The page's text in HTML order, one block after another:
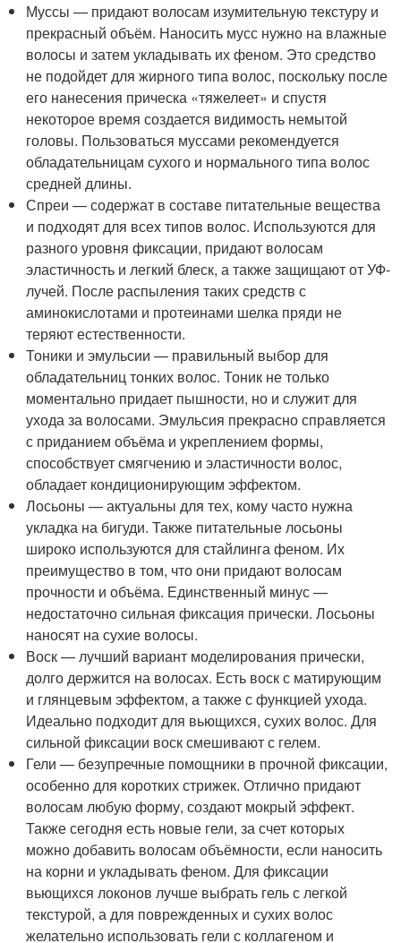
Муссы — придают волосам изумительную текстуру и
прекрасный объём. Наносить мусс нужно на влажные
волосы и затем укладывать их феном. Это средство
не подойдет для жирного типа волос, поскольку после
его нанесения прическа «тяжелеет» и спустя
некоторое время создается видимость немытой
головы. Пользоваться муссами рекомендуется
обладательницам сухого и нормального типа волос
средней длины.
Спреи — содержат в составе питательные вещества
и подходят для всех типов волос. Используются для
разного уровня фиксации, придают волосам
эластичность и легкий блеск, а также защищают от УФ-
лучей. После распыления таких средств с
аминокислотами и протеинами шелка пряди не
теряют естественности.
Тоники и эмульсии — правильный выбор для
обладательниц тонких волос. Тоник не только
моментально придает пышности, но и служит для
ухода за волосами. Эмульсия прекрасно справляется
с приданием объёма и укреплением формы,
способствует смягчению и эластичности волос,
обладает кондиционирующим эффектом.
Лосьоны — актуальны для тех, кому часто нужна
укладка на бигуди. Также питательные лосьоны
широко используются для стайлинга феном. Их
преимущество в том, что они придают волосам
прочности и объёма. Единственный минус —
недостаточно сильная фиксация прически. Лосьоны
наносят на сухие волосы.
Воск — лучший вариант моделирования прически,
долго держится на волосах. Есть воск с матирующим
и глянцевым эффектом, а также с функцией ухода.
Идеально подходит для вьющихся, сухих волос. Для
сильной фиксации воск смешивают с гелем.
Гели — безупречные помощники в прочной фиксации,
особенно для коротких стрижек. Отлично придают
волосам любую форму, создают мокрый эффект.
Также сегодня есть новые гели, за счет которых
можно добавить волосам объёмности, если наносить
на корни и укладывать феном. Для фиксации
вьющихся локонов лучше выбрать гель с легкой
текстурой, а для поврежденных и сухих волос
желательно использовать гели с коллагеном и